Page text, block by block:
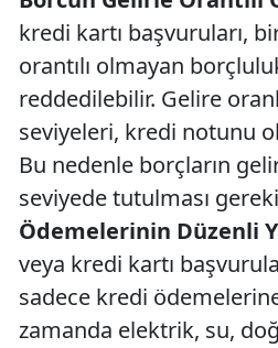
kredi kartı başvuruları,
orantılı olmayan
reddedilebilir. Gelire
seviyeleri, kredi notunu
Bu nedenle borçların
seviyede tutulması
Ödemelerinin Düzenli
veya kredi kartı
sadece kredi
zamanda elektrik, su,